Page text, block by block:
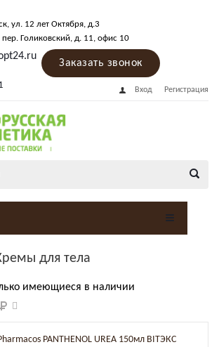
, ул. 12 лет Октября, д.3
пер. Голиковский, д. 11, офис 10
Заказать звонок
Вход Регистрация
для тела
имеющиеся в наличии
PANTHENOL UREA 150мл BITЭКС